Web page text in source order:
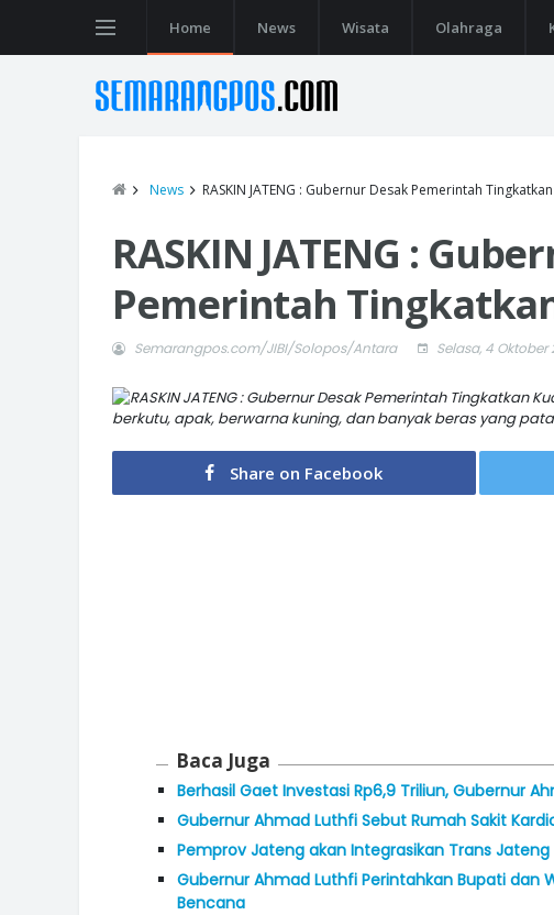
Home News Wisata Olahraga
News RASKIN JATENG : Gubernur Desak Pemerintah
RASKIN JATENG :
Pemerintah
Semarangpos.com/JIBI/Solopos/Antara Selasa, 4 Oktober
berkutu, apak, berwarna kuning, dan banyak beras yang
Share on Facebook
Baca Juga
Berhasil Gaet Investasi Rp6,9 Triliun, Gubernur
Gubernur Ahmad Luthfi Sebut Rumah Sakit
Pemprov Jateng akan Integrasikan Trans
Gubernur Ahmad Luthfi Perintahkan Bupati dan
Bencana